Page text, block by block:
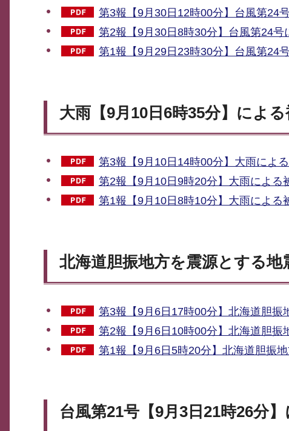
第3報【9月30日12時00分】台風第24
第2報【9月30日8時30分】台風第24号
第1報【9月29日23時30分】台風第24
大雨【9月10日6時35分】によ
第3報【9月10日14時00分】大雨によ
第2報【9月10日9時20分】大雨による
第1報【9月10日8時10分】大雨による
北海道胆振地方を震源とする
第3報【9月6日17時00分】北海道胆
第2報【9月6日10時00分】北海道胆
第1報【9月6日5時20分】北海道胆振
台風第21号【9月3日21時26分